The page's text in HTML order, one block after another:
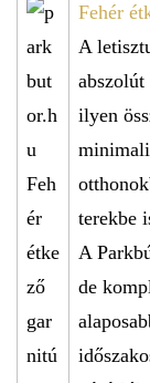
Fehér
A
ilyen
terekbe
A
de